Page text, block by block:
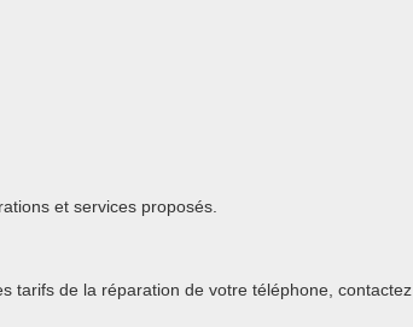
et services proposés.
tarifs de la réparation de votre téléphone, contactez